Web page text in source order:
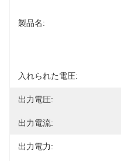
製品名:
入れられた電圧:
出力電圧:
出力電流:
出力電力: